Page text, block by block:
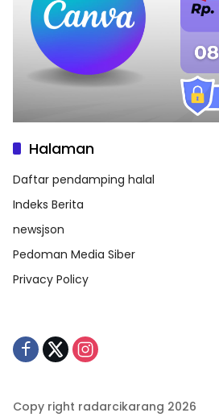
Halaman
Daftar pendamping halal
Indeks Berita
newsjson
Pedoman Media Siber
Privacy Policy
Copy right radarcikarang 2026